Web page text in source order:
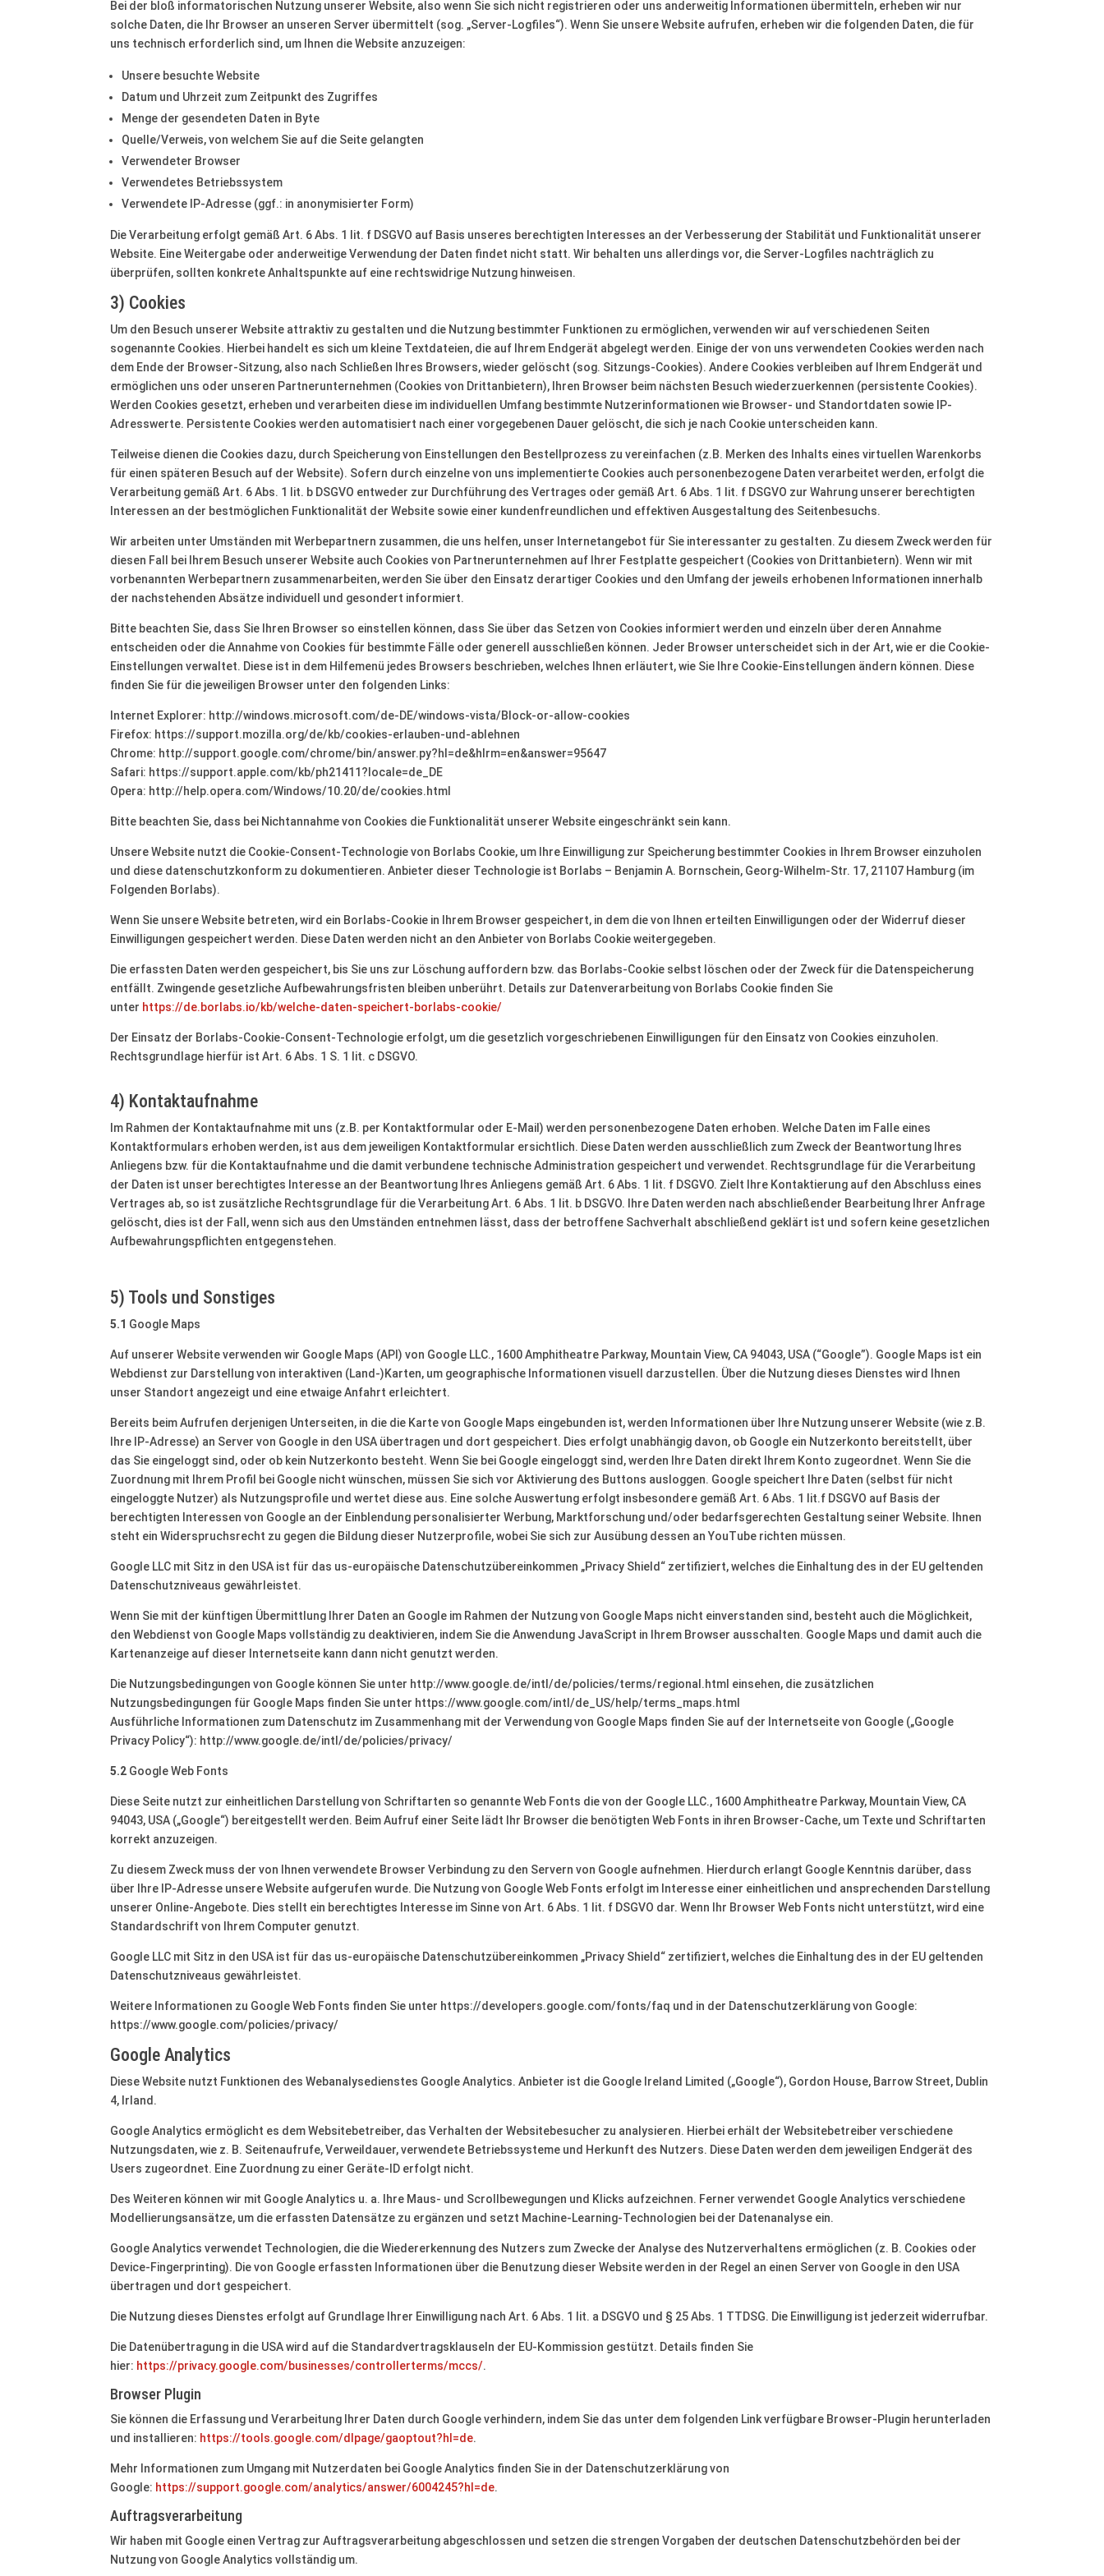
Bei der bloß informatorischen Nutzung unserer Website, also wenn Sie sich nicht registrieren oder uns anderweitig Informationen übermitteln, erheben wir nur
solche Daten, die Ihr Browser an unseren Server übermittelt (sog. „Server-Logfiles“). Wenn Sie unsere Website aufrufen, erheben wir die folgenden Daten, die für
uns technisch erforderlich sind, um Ihnen die Website anzuzeigen:
Unsere besuchte Website
Datum und Uhrzeit zum Zeitpunkt des Zugriffes
Menge der gesendeten Daten in Byte
Quelle/Verweis, von welchem Sie auf die Seite gelangten
Verwendeter Browser
Verwendetes Betriebssystem
Verwendete IP-Adresse (ggf.: in anonymisierter Form)
Die Verarbeitung erfolgt gemäß Art. 6 Abs. 1 lit. f DSGVO auf Basis unseres berechtigten Interesses an der Verbesserung der Stabilität und Funktionalität unserer
Website. Eine Weitergabe oder anderweitige Verwendung der Daten findet nicht statt. Wir behalten uns allerdings vor, die Server-Logfiles nachträglich zu
überprüfen, sollten konkrete Anhaltspunkte auf eine rechtswidrige Nutzung hinweisen.
3) Cookies
Um den Besuch unserer Website attraktiv zu gestalten und die Nutzung bestimmter Funktionen zu ermöglichen, verwenden wir auf verschiedenen Seiten
sogenannte Cookies. Hierbei handelt es sich um kleine Textdateien, die auf Ihrem Endgerät abgelegt werden. Einige der von uns verwendeten Cookies werden nach
dem Ende der Browser-Sitzung, also nach Schließen Ihres Browsers, wieder gelöscht (sog. Sitzungs-Cookies). Andere Cookies verbleiben auf Ihrem Endgerät und
ermöglichen uns oder unseren Partnerunternehmen (Cookies von Drittanbietern), Ihren Browser beim nächsten Besuch wiederzuerkennen (persistente Cookies).
Werden Cookies gesetzt, erheben und verarbeiten diese im individuellen Umfang bestimmte Nutzerinformationen wie Browser- und Standortdaten sowie IP-
Adresswerte. Persistente Cookies werden automatisiert nach einer vorgegebenen Dauer gelöscht, die sich je nach Cookie unterscheiden kann.
Teilweise dienen die Cookies dazu, durch Speicherung von Einstellungen den Bestellprozess zu vereinfachen (z.B. Merken des Inhalts eines virtuellen Warenkorbs
für einen späteren Besuch auf der Website). Sofern durch einzelne von uns implementierte Cookies auch personenbezogene Daten verarbeitet werden, erfolgt die
Verarbeitung gemäß Art. 6 Abs. 1 lit. b DSGVO entweder zur Durchführung des Vertrages oder gemäß Art. 6 Abs. 1 lit. f DSGVO zur Wahrung unserer berechtigten
Interessen an der bestmöglichen Funktionalität der Website sowie einer kundenfreundlichen und effektiven Ausgestaltung des Seitenbesuchs.
Wir arbeiten unter Umständen mit Werbepartnern zusammen, die uns helfen, unser Internetangebot für Sie interessanter zu gestalten. Zu diesem Zweck werden für
diesen Fall bei Ihrem Besuch unserer Website auch Cookies von Partnerunternehmen auf Ihrer Festplatte gespeichert (Cookies von Drittanbietern). Wenn wir mit
vorbenannten Werbepartnern zusammenarbeiten, werden Sie über den Einsatz derartiger Cookies und den Umfang der jeweils erhobenen Informationen innerhalb
der nachstehenden Absätze individuell und gesondert informiert.
Bitte beachten Sie, dass Sie Ihren Browser so einstellen können, dass Sie über das Setzen von Cookies informiert werden und einzeln über deren Annahme
entscheiden oder die Annahme von Cookies für bestimmte Fälle oder generell ausschließen können. Jeder Browser unterscheidet sich in der Art, wie er die Cookie-
Einstellungen verwaltet. Diese ist in dem Hilfemenü jedes Browsers beschrieben, welches Ihnen erläutert, wie Sie Ihre Cookie-Einstellungen ändern können. Diese
finden Sie für die jeweiligen Browser unter den folgenden Links:
Internet Explorer: http://windows.microsoft.com/de-DE/windows-vista/Block-or-allow-cookies
Firefox: https://support.mozilla.org/de/kb/cookies-erlauben-und-ablehnen
Chrome: http://support.google.com/chrome/bin/answer.py?hl=de&hlrm=en&answer=95647
Safari: https://support.apple.com/kb/ph21411?locale=de_DE
Opera: http://help.opera.com/Windows/10.20/de/cookies.html
Bitte beachten Sie, dass bei Nichtannahme von Cookies die Funktionalität unserer Website eingeschränkt sein kann.
Unsere Website nutzt die Cookie-Consent-Technologie von Borlabs Cookie, um Ihre Einwilligung zur Speicherung bestimmter Cookies in Ihrem Browser einzuholen
und diese datenschutzkonform zu dokumentieren. Anbieter dieser Technologie ist Borlabs – Benjamin A. Bornschein, Georg-Wilhelm-Str. 17, 21107 Hamburg (im
Folgenden Borlabs).
Wenn Sie unsere Website betreten, wird ein Borlabs-Cookie in Ihrem Browser gespeichert, in dem die von Ihnen erteilten Einwilligungen oder der Widerruf dieser
Einwilligungen gespeichert werden. Diese Daten werden nicht an den Anbieter von Borlabs Cookie weitergegeben.
Die erfassten Daten werden gespeichert, bis Sie uns zur Löschung auffordern bzw. das Borlabs-Cookie selbst löschen oder der Zweck für die Datenspeicherung
entfällt. Zwingende gesetzliche Aufbewahrungsfristen bleiben unberührt. Details zur Datenverarbeitung von Borlabs Cookie finden Sie
unter https://de.borlabs.io/kb/welche-daten-speichert-borlabs-cookie/
Der Einsatz der Borlabs-Cookie-Consent-Technologie erfolgt, um die gesetzlich vorgeschriebenen Einwilligungen für den Einsatz von Cookies einzuholen.
Rechtsgrundlage hierfür ist Art. 6 Abs. 1 S. 1 lit. c DSGVO.
4) Kontaktaufnahme
Im Rahmen der Kontaktaufnahme mit uns (z.B. per Kontaktformular oder E-Mail) werden personenbezogene Daten erhoben. Welche Daten im Falle eines
Kontaktformulars erhoben werden, ist aus dem jeweiligen Kontaktformular ersichtlich. Diese Daten werden ausschließlich zum Zweck der Beantwortung Ihres
Anliegens bzw. für die Kontaktaufnahme und die damit verbundene technische Administration gespeichert und verwendet. Rechtsgrundlage für die Verarbeitung
der Daten ist unser berechtigtes Interesse an der Beantwortung Ihres Anliegens gemäß Art. 6 Abs. 1 lit. f DSGVO. Zielt Ihre Kontaktierung auf den Abschluss eines
Vertrages ab, so ist zusätzliche Rechtsgrundlage für die Verarbeitung Art. 6 Abs. 1 lit. b DSGVO. Ihre Daten werden nach abschließender Bearbeitung Ihrer Anfrage
gelöscht, dies ist der Fall, wenn sich aus den Umständen entnehmen lässt, dass der betroffene Sachverhalt abschließend geklärt ist und sofern keine gesetzlichen
Aufbewahrungspflichten entgegenstehen.
5) Tools und Sonstiges
5.1 Google Maps
Auf unserer Website verwenden wir Google Maps (API) von Google LLC., 1600 Amphitheatre Parkway, Mountain View, CA 94043, USA (“Google”). Google Maps ist ein
Webdienst zur Darstellung von interaktiven (Land-)Karten, um geographische Informationen visuell darzustellen. Über die Nutzung dieses Dienstes wird Ihnen
unser Standort angezeigt und eine etwaige Anfahrt erleichtert.
Bereits beim Aufrufen derjenigen Unterseiten, in die die Karte von Google Maps eingebunden ist, werden Informationen über Ihre Nutzung unserer Website (wie z.B.
Ihre IP-Adresse) an Server von Google in den USA übertragen und dort gespeichert. Dies erfolgt unabhängig davon, ob Google ein Nutzerkonto bereitstellt, über
das Sie eingeloggt sind, oder ob kein Nutzerkonto besteht. Wenn Sie bei Google eingeloggt sind, werden Ihre Daten direkt Ihrem Konto zugeordnet. Wenn Sie die
Zuordnung mit Ihrem Profil bei Google nicht wünschen, müssen Sie sich vor Aktivierung des Buttons ausloggen. Google speichert Ihre Daten (selbst für nicht
eingeloggte Nutzer) als Nutzungsprofile und wertet diese aus. Eine solche Auswertung erfolgt insbesondere gemäß Art. 6 Abs. 1 lit.f DSGVO auf Basis der
berechtigten Interessen von Google an der Einblendung personalisierter Werbung, Marktforschung und/oder bedarfsgerechten Gestaltung seiner Website. Ihnen
steht ein Widerspruchsrecht zu gegen die Bildung dieser Nutzerprofile, wobei Sie sich zur Ausübung dessen an YouTube richten müssen.
Google LLC mit Sitz in den USA ist für das us-europäische Datenschutzübereinkommen „Privacy Shield“ zertifiziert, welches die Einhaltung des in der EU geltenden
Datenschutzniveaus gewährleistet.
Wenn Sie mit der künftigen Übermittlung Ihrer Daten an Google im Rahmen der Nutzung von Google Maps nicht einverstanden sind, besteht auch die Möglichkeit,
den Webdienst von Google Maps vollständig zu deaktivieren, indem Sie die Anwendung JavaScript in Ihrem Browser ausschalten. Google Maps und damit auch die
Kartenanzeige auf dieser Internetseite kann dann nicht genutzt werden.
Die Nutzungsbedingungen von Google können Sie unter http://www.google.de/intl/de/policies/terms/regional.html einsehen, die zusätzlichen
Nutzungsbedingungen für Google Maps finden Sie unter https://www.google.com/intl/de_US/help/terms_maps.html
Ausführliche Informationen zum Datenschutz im Zusammenhang mit der Verwendung von Google Maps finden Sie auf der Internetseite von Google („Google
Privacy Policy“): http://www.google.de/intl/de/policies/privacy/
5.2 Google Web Fonts
Diese Seite nutzt zur einheitlichen Darstellung von Schriftarten so genannte Web Fonts die von der Google LLC., 1600 Amphitheatre Parkway, Mountain View, CA
94043, USA („Google“) bereitgestellt werden. Beim Aufruf einer Seite lädt Ihr Browser die benötigten Web Fonts in ihren Browser-Cache, um Texte und Schriftarten
korrekt anzuzeigen.
Zu diesem Zweck muss der von Ihnen verwendete Browser Verbindung zu den Servern von Google aufnehmen. Hierdurch erlangt Google Kenntnis darüber, dass
über Ihre IP-Adresse unsere Website aufgerufen wurde. Die Nutzung von Google Web Fonts erfolgt im Interesse einer einheitlichen und ansprechenden Darstellung
unserer Online-Angebote. Dies stellt ein berechtigtes Interesse im Sinne von Art. 6 Abs. 1 lit. f DSGVO dar. Wenn Ihr Browser Web Fonts nicht unterstützt, wird eine
Standardschrift von Ihrem Computer genutzt.
Google LLC mit Sitz in den USA ist für das us-europäische Datenschutzübereinkommen „Privacy Shield“ zertifiziert, welches die Einhaltung des in der EU geltenden
Datenschutzniveaus gewährleistet.
Weitere Informationen zu Google Web Fonts finden Sie unter https://developers.google.com/fonts/faq und in der Datenschutzerklärung von Google:
https://www.google.com/policies/privacy/
Google Analytics
Diese Website nutzt Funktionen des Webanalysedienstes Google Analytics. Anbieter ist die Google Ireland Limited („Google“), Gordon House, Barrow Street, Dublin
4, Irland.
Google Analytics ermöglicht es dem Websitebetreiber, das Verhalten der Websitebesucher zu analysieren. Hierbei erhält der Websitebetreiber verschiedene
Nutzungsdaten, wie z. B. Seitenaufrufe, Verweildauer, verwendete Betriebssysteme und Herkunft des Nutzers. Diese Daten werden dem jeweiligen Endgerät des
Users zugeordnet. Eine Zuordnung zu einer Geräte-ID erfolgt nicht.
Des Weiteren können wir mit Google Analytics u. a. Ihre Maus- und Scrollbewegungen und Klicks aufzeichnen. Ferner verwendet Google Analytics verschiedene
Modellierungsansätze, um die erfassten Datensätze zu ergänzen und setzt Machine-Learning-Technologien bei der Datenanalyse ein.
Google Analytics verwendet Technologien, die die Wiedererkennung des Nutzers zum Zwecke der Analyse des Nutzerverhaltens ermöglichen (z. B. Cookies oder
Device-Fingerprinting). Die von Google erfassten Informationen über die Benutzung dieser Website werden in der Regel an einen Server von Google in den USA
übertragen und dort gespeichert.
Die Nutzung dieses Dienstes erfolgt auf Grundlage Ihrer Einwilligung nach Art. 6 Abs. 1 lit. a DSGVO und § 25 Abs. 1 TTDSG. Die Einwilligung ist jederzeit widerrufbar.
Die Datenübertragung in die USA wird auf die Standardvertragsklauseln der EU-Kommission gestützt. Details finden Sie
hier: https://privacy.google.com/businesses/controllerterms/mccs/.
Browser Plugin
Sie können die Erfassung und Verarbeitung Ihrer Daten durch Google verhindern, indem Sie das unter dem folgenden Link verfügbare Browser-Plugin herunterladen
und installieren: https://tools.google.com/dlpage/gaoptout?hl=de.
Mehr Informationen zum Umgang mit Nutzerdaten bei Google Analytics finden Sie in der Datenschutzerklärung von
Google: https://support.google.com/analytics/answer/6004245?hl=de.
Auftragsverarbeitung
Wir haben mit Google einen Vertrag zur Auftragsverarbeitung abgeschlossen und setzen die strengen Vorgaben der deutschen Datenschutzbehörden bei der
Nutzung von Google Analytics vollständig um.